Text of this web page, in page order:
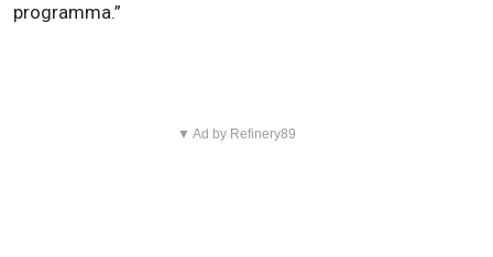
programma.”
▼ Ad by Refinery89